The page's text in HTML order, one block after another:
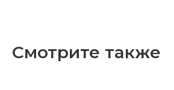
Смотрите также